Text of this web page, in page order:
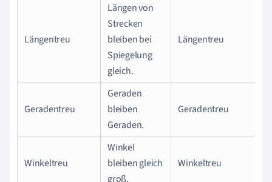
Längentreu
Längen von
Strecken
bleiben bei
Spiegelung
gleich.
Längentreu
Geradentreu
Geraden
bleiben
Geraden.
Geradentreu
Winkeltreu
Winkel
bleiben gleich
groß.
Winkeltreu